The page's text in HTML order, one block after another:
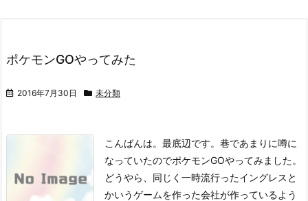
ポケモンGOやってみた
2016年7月30日 未分類
こんばんは。 最底辺です。 巷であまりに噂に
なっていたのでポケモンGOやってみました。
どうやら、同じく一時流行ったイングレスと
かいうゲームを作った会社が作っているよう